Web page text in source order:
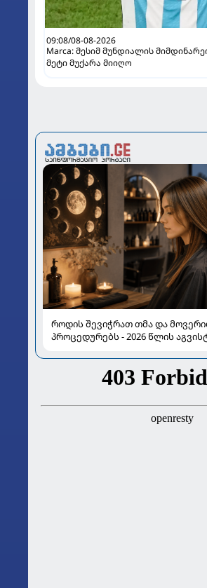
09:08/08-08-2026
Marca: მესიმ მუნდიალის
მეტი მუქარა მიიღო
როდის შევიჭრათ თმა და
პროცედურებს - 2026 წლის